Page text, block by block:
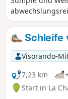
Wanderwege
sehr farbenfroh.
Schleife
Visorando-
7,23 km
Start in La